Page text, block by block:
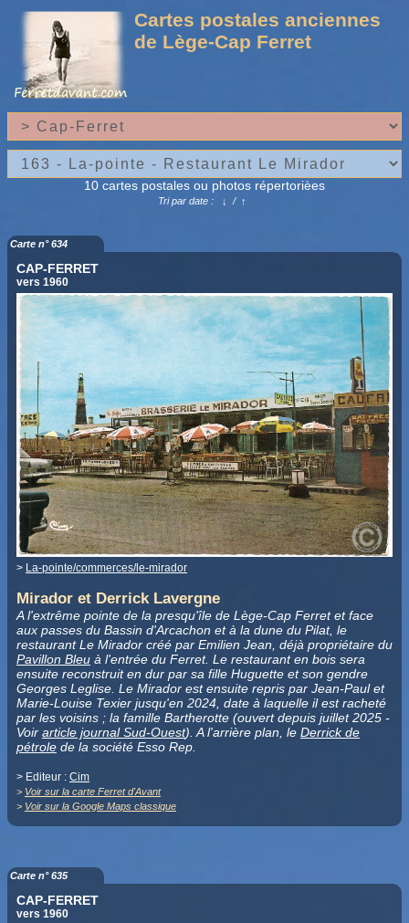
Cartes postales anciennes
de Lège-Cap Ferret
10 cartes postales ou photos répertorièes
Tri par date : ↓ /↑
Carte n° 634
CAP-FERRET
vers 1960
> La-pointe/commerces/le-mirador
Mirador et Derrick Lavergne
A l'extrême pointe de la presqu'île de Lège-Cap Ferret et face
aux passes du Bassin d'Arcachon et à la dune du Pilat, le
restaurant Le Mirador créé par Emilien Jean, déjà propriétaire du
Pavillon Bleu à l'entrée du Ferret. Le restaurant en bois sera
ensuite reconstruit en dur par sa fille Huguette et son gendre
Georges Leglise. Le Mirador est ensuite repris par Jean-Paul et
Marie-Louise Texier jusqu'en 2024, date à laquelle il est racheté
par les voisins ; la famille Bartherotte (ouvert depuis juillet 2025 -
Voir article journal Sud-Ouest). A l'arrière plan, le Derrick de
pétrole de la société Esso Rep.
> Editeur : Cim
> Voir sur la carte Ferret d'Avant
> Voir sur la Google Maps classique
Carte n° 635
CAP-FERRET
vers 1960